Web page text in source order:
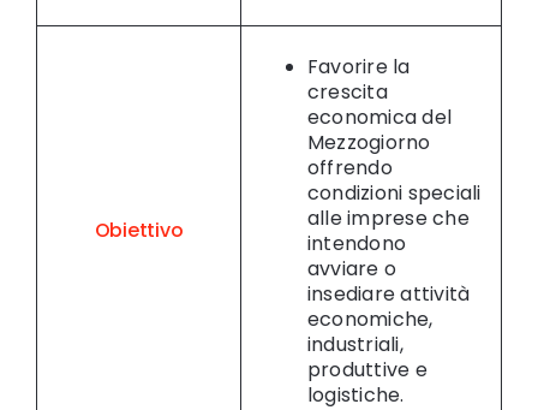
Obiettivo
Favorire la
crescita
economica del
Mezzogiorno
offrendo
condizioni speciali
alle imprese che
intendono
avviare o
insediare attività
economiche,
industriali,
produttive e
logistiche.